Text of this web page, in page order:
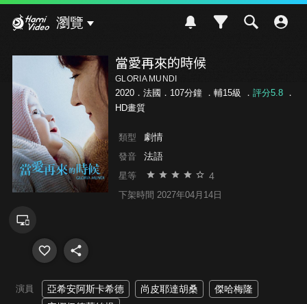
瀏覽
當愛再來的時候
GLORIA MUNDI
2020．法國．107分鐘 ． 輔15級 ． 評分5.8．
HD畫質
類型 劇情
發音 法語
星等 4
下架時間 2027年04月14日
演員 亞希安阿斯卡希德 尚皮耶達胡桑
傑哈梅隆